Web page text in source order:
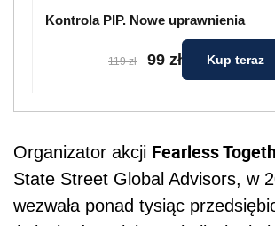
Kontrola PIP. Nowe uprawnienia
119 zł 99 zł Kup teraz
Organizator akcji Fearless
State Street Global Advisors, w
wezwała ponad tysiąc